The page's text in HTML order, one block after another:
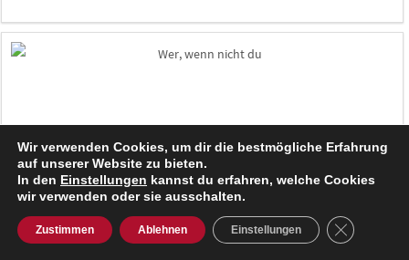
Wir verwenden Cookies, um dir die bestmögliche Erfahrung
auf unserer Website zu bieten.
In den Einstellungen kannst du erfahren, welche Cookies
wir verwenden oder sie ausschalten.
Zustimmen Ablehnen Einstellungen GDPR